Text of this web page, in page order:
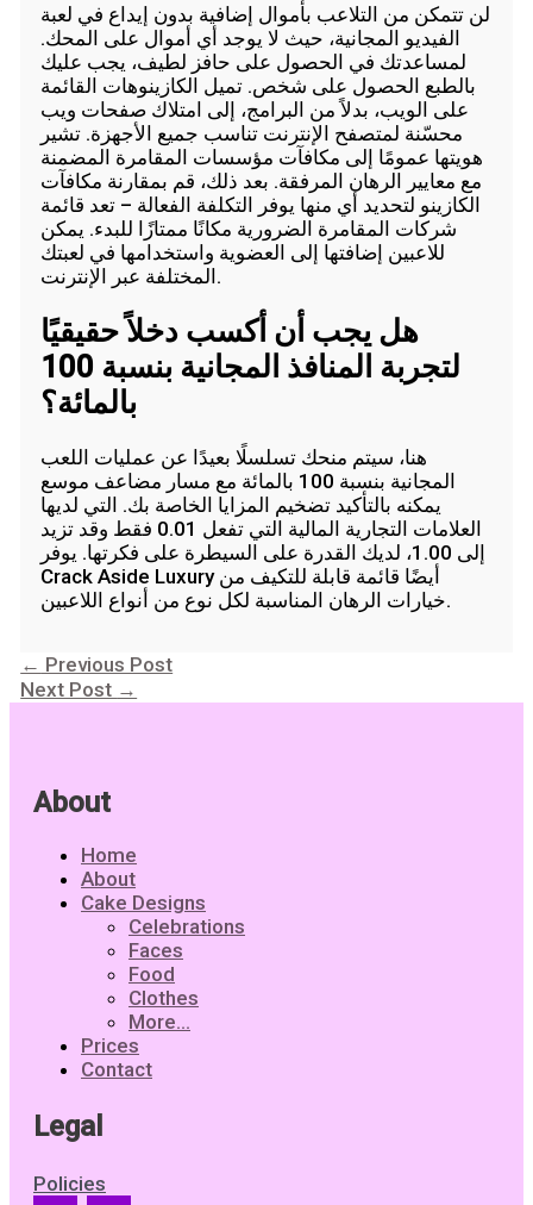
لن تتمكن من التلاعب بأموال إضافية بدون إيداع في لعبة
الفيديو المجانية، حيث لا يوجد أي أموال على المحك.
لمساعدتك في الحصول على حافز لطيف، يجب عليك
بالطبع الحصول على شخص. تميل الكازينوهات القائمة
على الويب، بدلاً من البرامج، إلى امتلاك صفحات ويب
محسّنة لمتصفح الإنترنت تناسب جميع الأجهزة. تشير
هويتها عمومًا إلى مكافآت مؤسسات المقامرة المضمنة
مع معايير الرهان المرفقة. بعد ذلك، قم بمقارنة مكافآت
الكازينو لتحديد أي منها يوفر التكلفة الفعالة – ​​تعد قائمة
شركات المقامرة الضرورية مكانًا ممتازًا للبدء. يمكن
للاعبين إضافتها إلى العضوية واستخدامها في لعبتك
المختلفة عبر الإنترنت.
هل يجب أن أكسب دخلاً حقيقيًا
لتجربة المنافذ المجانية بنسبة 100
بالمائة؟
هنا، سيتم منحك تسلسلًا بعيدًا عن عمليات اللعب
المجانية بنسبة 100 بالمائة مع مسار مضاعف موسع
يمكنه بالتأكيد تضخيم المزايا الخاصة بك. التي لديها
العلامات التجارية المالية التي تفعل 0.01 فقط وقد تزيد
إلى 1.00، لديك القدرة على السيطرة على فكرتها. يوفر
Crack Aside Luxury أيضًا قائمة قابلة للتكيف من
خيارات الرهان المناسبة لكل نوع من أنواع اللاعبين.
← Previous Post
Next Post →
About
Home
About
Cake Designs
Celebrations
Faces
Food
Clothes
More…
Prices
Contact
Legal
Policies